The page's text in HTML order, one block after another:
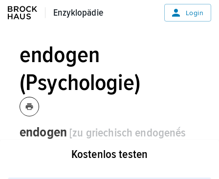
Enzyklopädie
Enzyklopädie Login
endogen
(Psychologie)
endogen [zu griechisch endogenḗs
»im Hause geboren«]
,Psychologie:
Kostenlos testen